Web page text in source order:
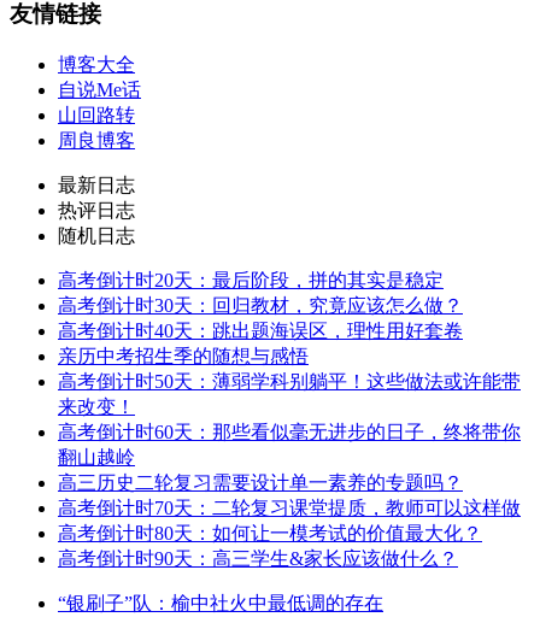
友情链接
博客大全
自说Me话
山回路转
周良博客
最新日志
热评日志
随机日志
高考倒计时20天：最后阶段，拼的其实是稳定
高考倒计时30天：回归教材，究竟应该怎么做？
高考倒计时40天：跳出题海误区，理性用好套卷
亲历中考招生季的随想与感悟
高考倒计时50天：薄弱学科别躺平！这些做法或许能带
来改变！
高考倒计时60天：那些看似毫无进步的日子，终将带你
翻山越岭
高三历史二轮复习需要设计单一素养的专题吗？
高考倒计时70天：二轮复习课堂提质，教师可以这样做
高考倒计时80天：如何让一模考试的价值最大化？
高考倒计时90天：高三学生&家长应该做什么？
“银刷子”队：榆中社火中最低调的存在